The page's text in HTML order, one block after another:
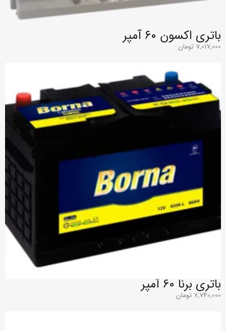
باتری اکسون ۶۰ آمپر
7,017,000 تومان
باتری برنا 60 آمپر
7,740,000 تومان